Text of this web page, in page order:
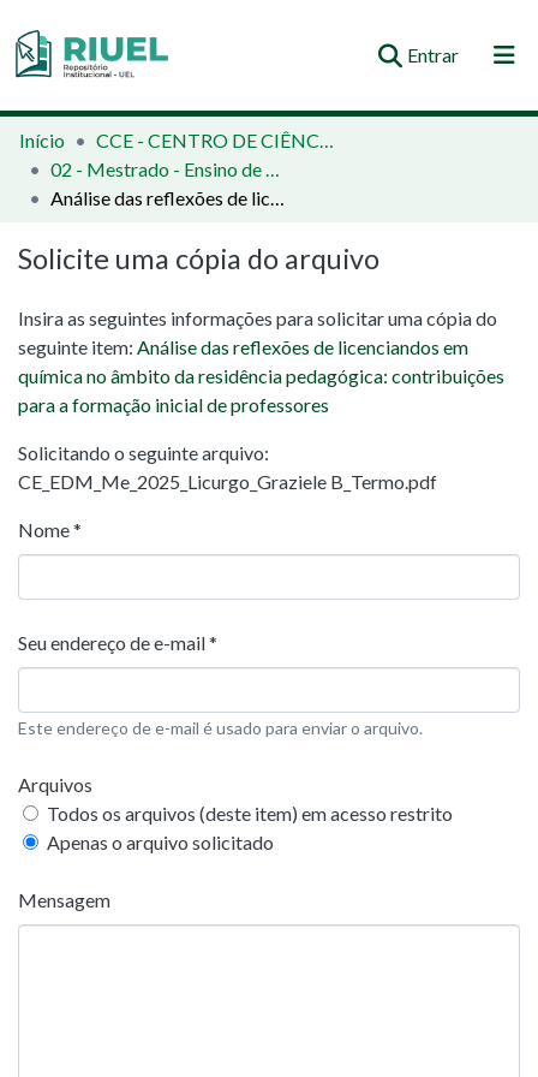
Entrar(current)
Orientações e Normas
Comunidades e Coleções
Início
CCE - CENTRO DE CIÊNCIAS EXATAS
02 - Mestrado - Ensino de Ciências e Educação Matemática
Análise das reflexões de licenciandos em química no âmbito da residência pedagógica: contribuições para a formação inicial de professores
Solicite uma cópia do arquivo
Insira as seguintes informações para solicitar uma cópia do
seguinte item: Análise das reflexões de licenciandos em
química no âmbito da residência pedagógica: contribuições
para a formação inicial de professores
Solicitando o seguinte arquivo:
CE_EDM_Me_2025_Licurgo_Graziele B_Termo.pdf
Nome *
Seu endereço de e-mail *
Este endereço de e-mail é usado para enviar o arquivo.
Arquivos
Todos os arquivos (deste item) em acesso restrito
Apenas o arquivo solicitado
Mensagem